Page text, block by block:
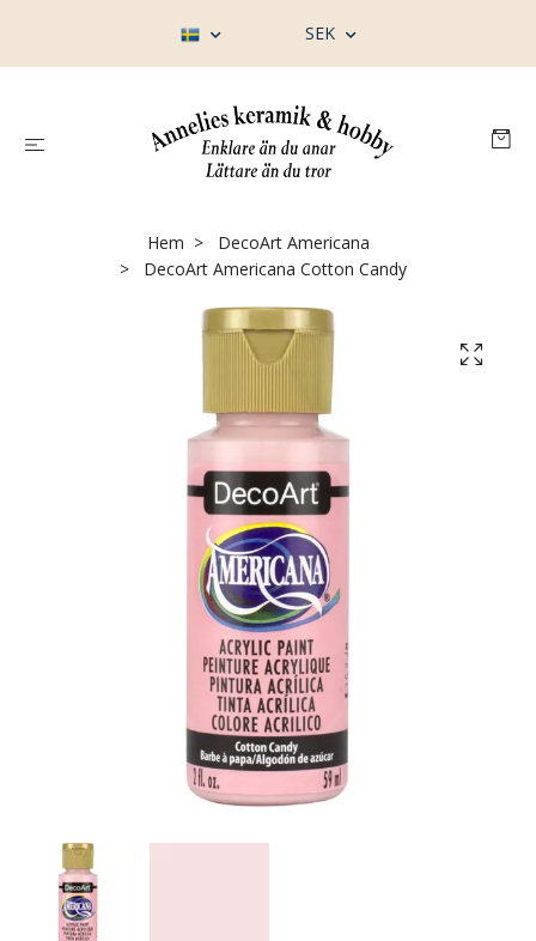
SEK
Hem
DecoArt Americana
DecoArt Americana Cotton Candy